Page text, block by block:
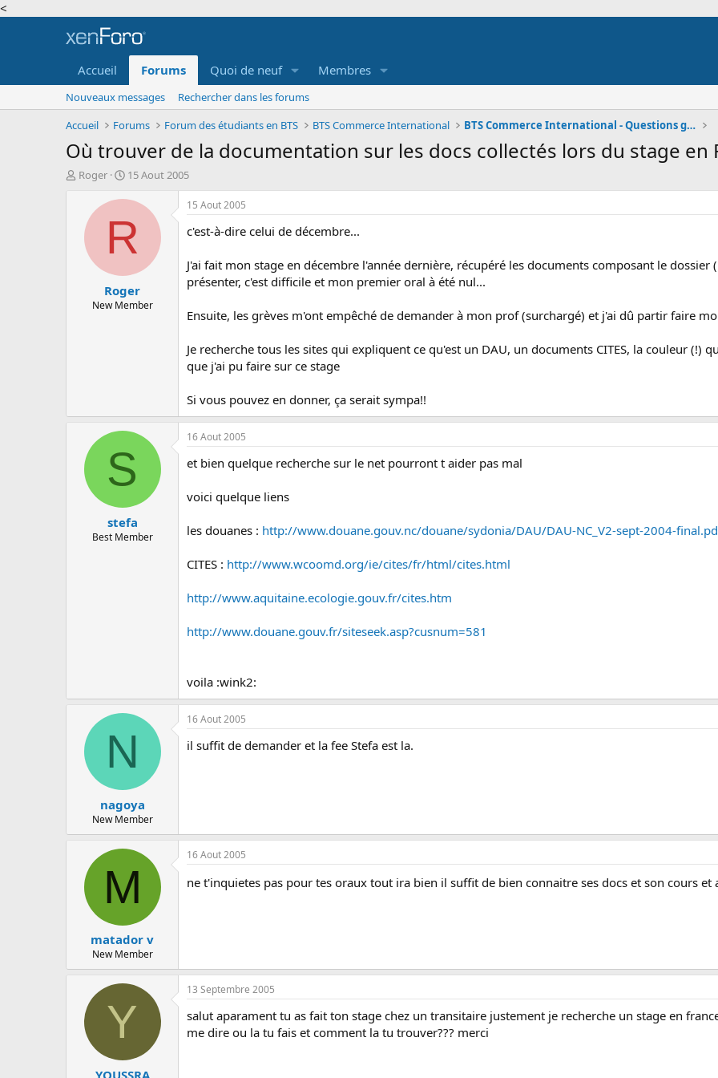
<
Accueil Forums Quoi de neuf Membres
Nouveaux messages
Rechercher dans les forums
Accueil
Forums Forum des étudiants en BTS BTS Commerce International BTS Commerce International - Questions générales
Où trouver de la documentation sur les docs collectés lors du stage en
A
i
Roger
D
t
d
e
é
b
u
15 Aout 2005
R
Roger
New Member
15 Aout 2005
c'est-à-dire celui de décembre...
J'ai fait mon stage en décembre l'année dernière, récupéré les documents composant le
présenter, c'est difficile et mon premier oral à été nul...
Ensuite, les grèves m'ont empêché de demander à mon prof (surchargé) et j'ai dû partir faire
Je recherche tous les sites qui expliquent ce qu'est un DAU, un documents CITES, la couleur
que j'ai pu faire sur ce stage
Si vous pouvez en donner, ça serait sympa!!
S
stefa
Best Member
16 Aout 2005
et bien quelque recherche sur le net pourront t aider pas mal
voici quelque liens
les douanes : http://www.douane.gouv.nc/douane/sydonia/DAU/DAU-NC_V2-sept-2004-
CITES : http://www.wcoomd.org/ie/cites/fr/html/cites.html
http://www.aquitaine.ecologie.gouv.fr/cites.htm
http://www.douane.gouv.fr/siteseek.asp?cusnum=581
voila :wink2:
N
nagoya
New Member
16 Aout 2005
il suffit de demander et la fee Stefa est la.
M
matador v
New Member
16 Aout 2005
ne t'inquietes pas pour tes oraux tout ira bien il suffit de bien connaitre ses docs et son cours et
Y
YOUSSRA
13 Septembre 2005
salut aparament tu as fait ton stage chez un transitaire justement je recherche un stage en
me dire ou la tu fais et comment la tu trouver??? merci